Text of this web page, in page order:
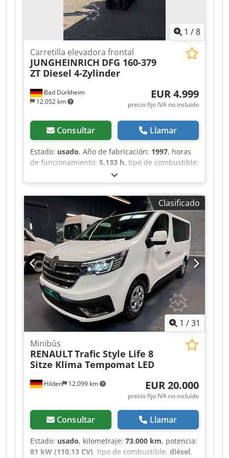
Espejos eléctricos, Radio/cassette, Navegación
GPS, Color: rojo, Potencia del motor: 368 kW (493
CV), Combustible: diésel, Tipo de caja de
cambios: manual, ABS, ASR, Cierre centralizado,
Retarder
1 /8
Bad Dürkheim
12.052 km
Carretilla elevadora frontal
JUNGHEINRICH DFG 160-379
ZT Diesel 4-Zylinder
EUR 4.999
precio fijo IVA no incluído
Consultar Llamar
Estado: usado, Año de fabricación: 1997, horas
de funcionamiento: 5.133 h, tipo de combustible:
, tipo de engranaje:
diésel Jungheinrich de 4 cilindros Crjdpfxjzr Tqqj
Aqqof * Desplazador lateral * Capacidad de
carga: 1600 kg * Horas de funcionamiento: 5133
* Funcionamiento impecable
Clasificado
1 /31
Hilden 12.099 km
Minibús
RENAULTTrafic Style Life 8
Sitze Klima Tempomat LED
EUR 20.000
precio fijo IVA no incluído
Consultar Llamar
Estado: usado, kilometraje: 73.000 km, potencia:
81 kW (110,13 CV), tipo de combustible: diésel,